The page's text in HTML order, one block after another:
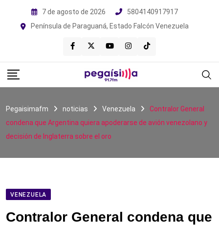
7 de agosto de 2026
5804140917917
Península de Paraguaná, Estado Falcón Venezuela
Pegaisimafm noticias Venezuela
Contralor General
condena que Argentina quiera apoderarse de avión venezolano y
decisión de Inglaterra sobre el oro
VENEZUELA
Contralor General condena que